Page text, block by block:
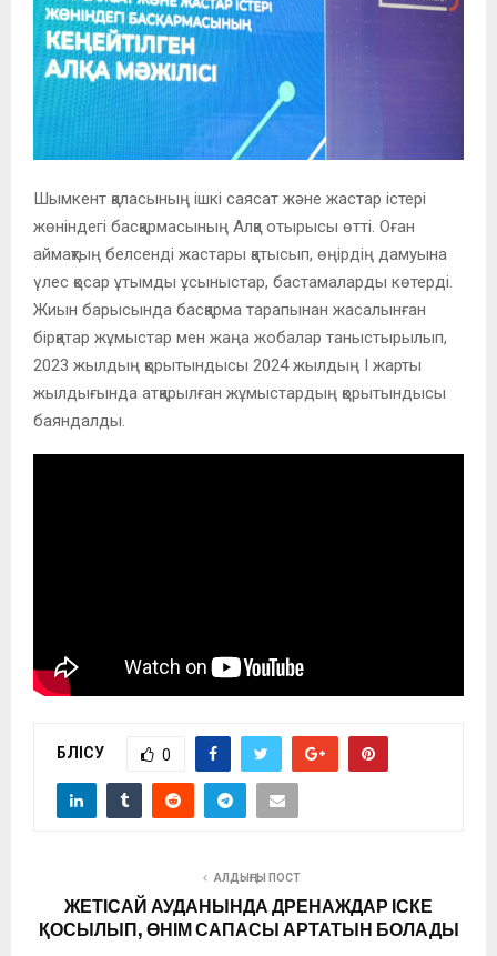
Шымкент қаласының ішкі саясат және жастар істері
жөніндегі басқармасының Алқа отырысы өтті. Оған
аймақтың белсенді жастары қатысып, өңірдің дамуына
үлес қосар ұтымды ұсыныстар, бастамаларды көтерді.
Жиын барысында басқарма тарапынан жасалынған
бірқатар жұмыстар мен жаңа жобалар таныстырылып,
2023 жылдың қорытындысы 2024 жылдың І жарты
жылдығында атқарылған жұмыстардың қорытындысы
баяндалды.
БӨЛІСУ 0
АЛДЫҢҒЫ ПОСТ
ЖЕТІСАЙ АУДАНЫНДА ДРЕНАЖДАР ІСКЕ
ҚОСЫЛЫП, ӨНІМ САПАСЫ АРТАТЫН БОЛАДЫ